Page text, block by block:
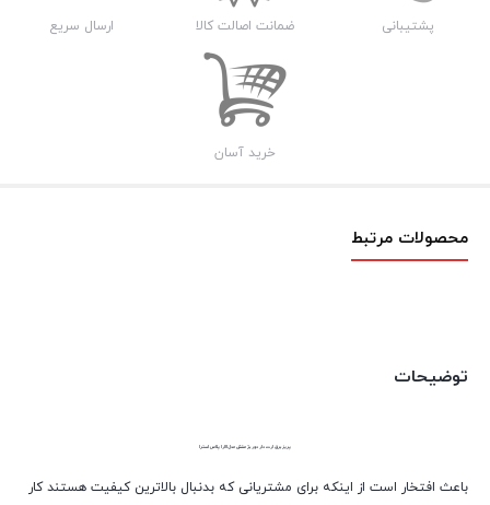
پشتیبانی ضمانت اصالت کالا ارسال سریع
خرید آسان
محصولات مرتبط
توضیحات
پریز برق ارت دار دور بژ مشکی مدل الارا پلاس استرا
باعث افتخار است از اینکه برای مشتریانی که بدنبال بالاترین کیفیت هستند کار